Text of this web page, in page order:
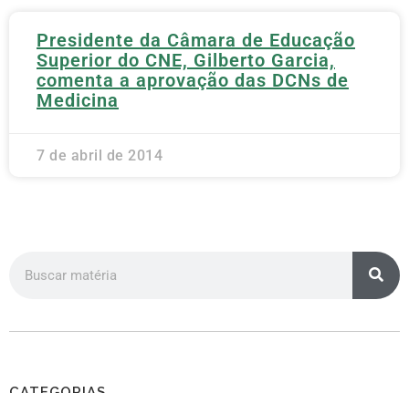
Presidente da Câmara de Educação
Superior do CNE, Gilberto Garcia,
comenta a aprovação das DCNs de
Medicina
7 de abril de 2014